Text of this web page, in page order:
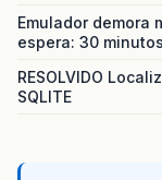
Emulador demora
espera: 30
RESOLVIDO
SQLITE